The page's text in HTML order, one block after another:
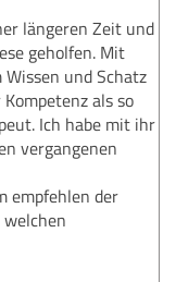
längeren Zeit und
geholfen. Mit
und Schatz
als so
Ich habe mit ihr
vergangenen
empfehlen der